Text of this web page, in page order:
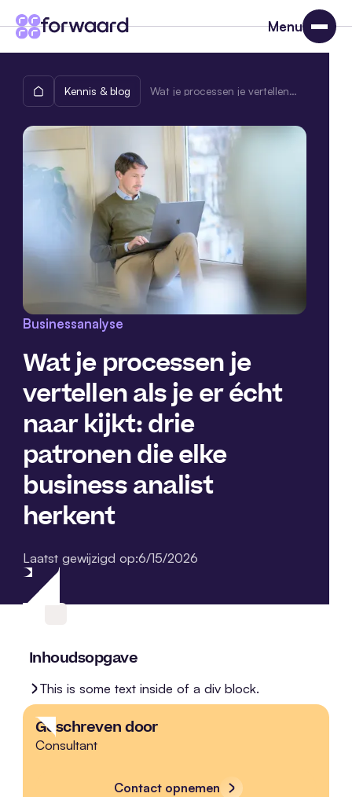
Menu
Kennis & blog Wat je processen je vertellen als je er écht naar kijkt: drie patronen die elke business analist herkent
Businessanalyse
Wat je processen je
vertellen als je er écht
naar kijkt: drie
patronen die elke
business analist
herkent
Laatst gewijzigd op:6/15/2026
Geschreven door
Consultant
Contact opnemen
Inhoudsopgave
This is some text inside of a div block.